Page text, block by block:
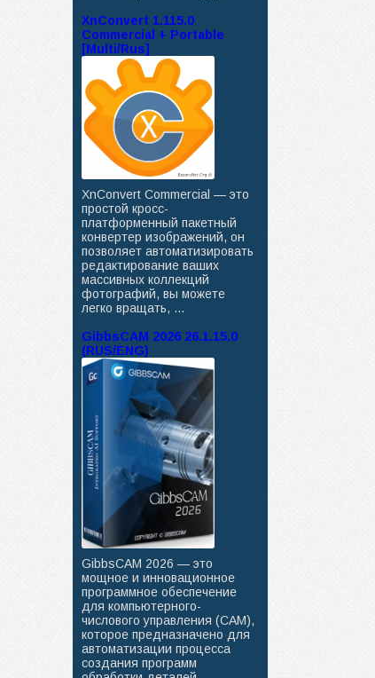
XnConvert 1.115.0
Commercial + Portable
[Multi/Rus]
XnConvert Commercial — это
простой кросс-
платформенный пакетный
конвертер изображений, он
позволяет автоматизировать
редактирование ваших
массивных коллекций
фотографий, вы можете
легко вращать, ...
GibbsCAM 2026 26.1.15.0
(RUS/ENG)
GibbsCAM 2026 — это
мощное и инновационное
программное обеспечение
для компьютерного-
числового управления (CAM),
которое предназначено для
автоматизации процесса
создания программ